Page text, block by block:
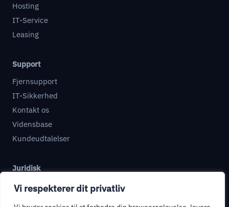
Vi respekterer dit privatliv
Hosting
IT-Service
Leasing
Support
Fjernsupport
IT-Sikkerhed
Kontakt os
Vidensbase
Kundeudtalelser
Juridisk
Databehandleraftale